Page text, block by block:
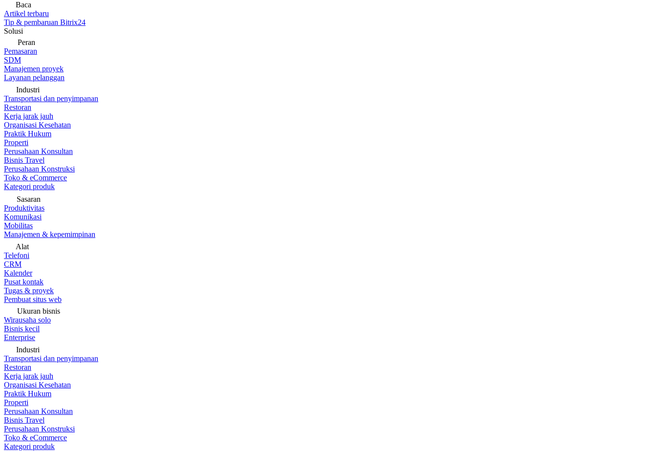
Baca
Artikel terbaru
Tip & pembaruan Bitrix24
Solusi
Peran
Pemasaran
SDM
Manajemen proyek
Layanan pelanggan
Industri
Transportasi dan penyimpanan
Restoran
Kerja jarak jauh
Organisasi Kesehatan
Praktik Hukum
Properti
Perusahaan Konsultan
Bisnis Travel
Perusahaan Konstruksi
Toko & eCommerce
Kategori produk
Sasaran
Produktivitas
Komunikasi
Mobilitas
Manajemen & kepemimpinan
Alat
Telefoni
CRM
Kalender
Pusat kontak
Tugas & proyek
Pembuat situs web
Ukuran bisnis
Wirausaha solo
Bisnis kecil
Enterprise
Industri
Transportasi dan penyimpanan
Restoran
Kerja jarak jauh
Organisasi Kesehatan
Praktik Hukum
Properti
Perusahaan Konsultan
Bisnis Travel
Perusahaan Konstruksi
Toko & eCommerce
Kategori produk